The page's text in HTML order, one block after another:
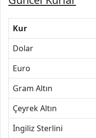
Kur
Dolar
Euro
Gram Altın
Çeyrek Altın
İngiliz Sterlini